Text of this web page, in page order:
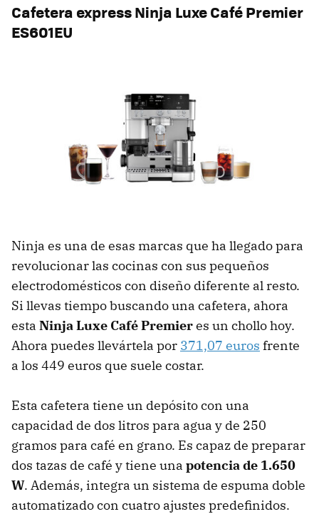
Cafetera express Ninja Luxe Café Premier
ES601EU
Ninja es una de esas marcas que ha llegado para
revolucionar las cocinas con sus pequeños
electrodomésticos con diseño diferente al resto.
Si llevas tiempo buscando una cafetera, ahora
esta Ninja Luxe Café Premieres un chollo hoy.
Ahora puedes llevártela por 371,07 euros frente
a los 449 euros que suele costar.
Esta cafetera tiene un depósito con una
capacidad de dos litros para agua y de 250
gramos para café en grano. Es capaz de preparar
dos tazas de café y tiene una potencia de 1.650
W. Además, integra un sistema de espuma doble
automatizado con cuatro ajustes predefinidos.